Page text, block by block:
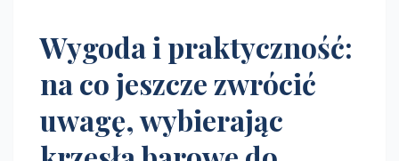
Wygoda i praktyczność:
na co jeszcze zwrócić
uwagę, wybierając